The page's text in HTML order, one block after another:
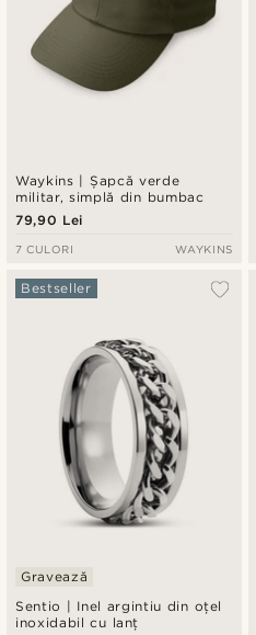
Waykins | Șapcă verde
militar, simplă din bumbac
79,90 Lei
7 CULORI WAYKINS
Sentio | Inel argintiu din oțel
inoxidabil cu lanț
Bestseller
Gravează